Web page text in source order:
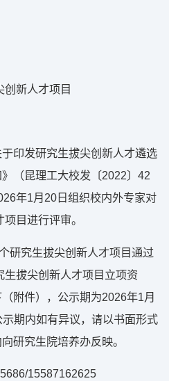
创新人才项目
印发研究生拔尖创新人才遴选
（昆理工大校发〔2022〕42
年1月20日组织校内外专家对
目进行评审。
研究生拔尖创新人才项目通过
拔尖创新人才项目立项资
附件），公示期为2026年1月
期内如有异议，请以书面形式
研究生院培养办反映。
15587162625